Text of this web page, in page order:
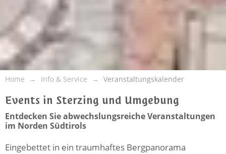
Home Info & Service Veranstaltungskalender
Events in Sterzing und Umgebung
Entdecken Sie abwechslungsreiche Veranstaltungen
im Norden Südtirols
Eingebettet in ein traumhaftes Bergpanorama